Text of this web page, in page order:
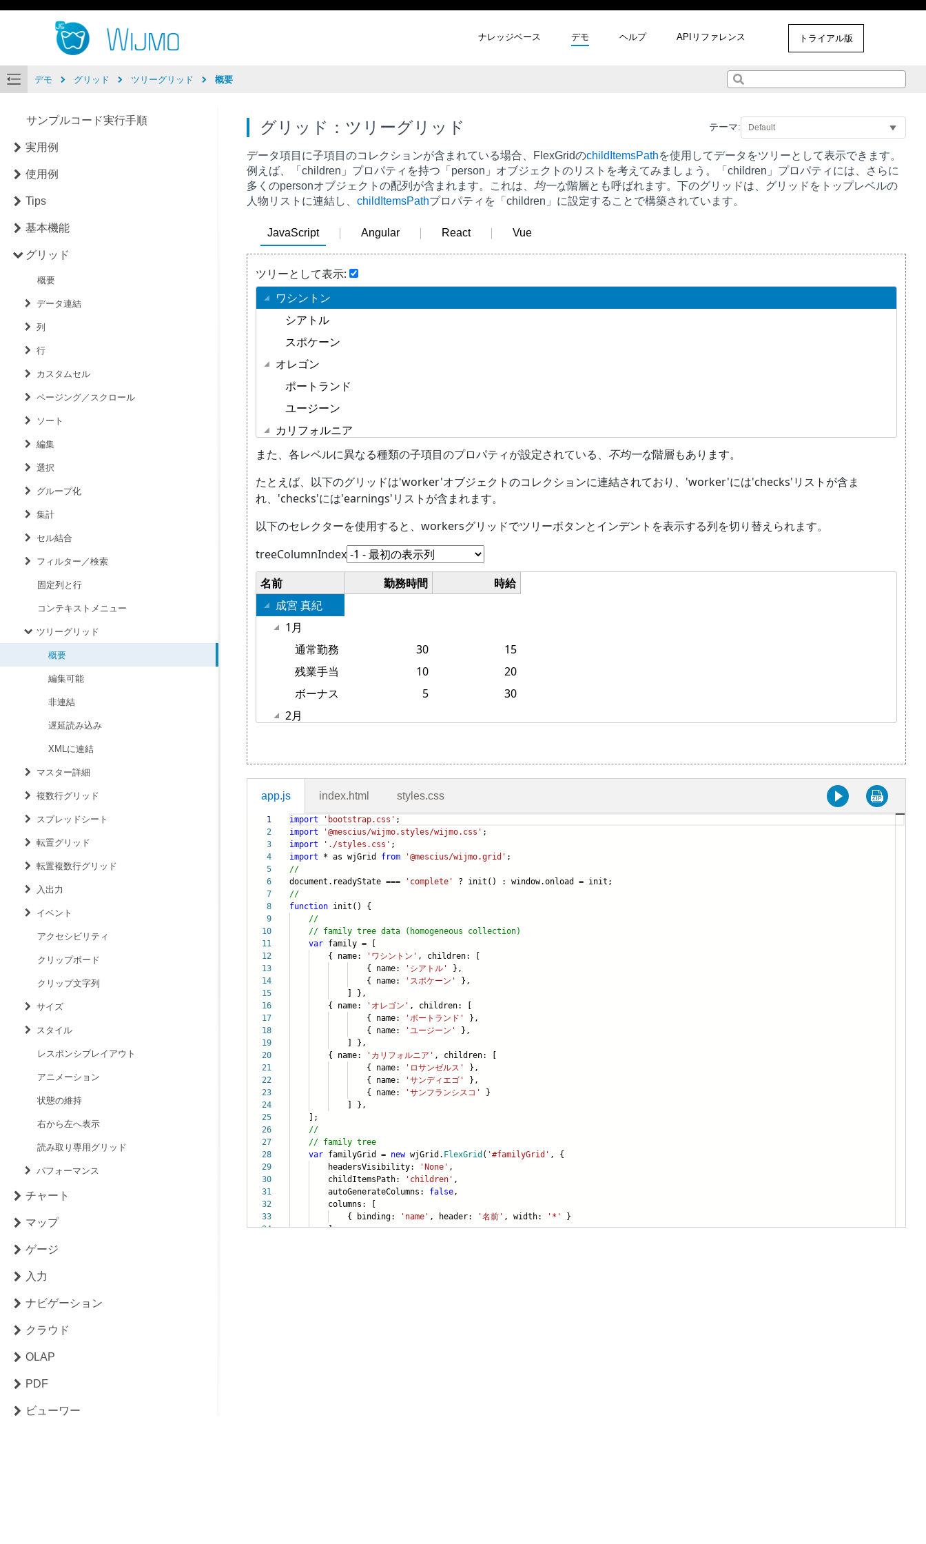
ナレッジベース デモ ヘルプ APIリファレンス トライアル版
デモ グリッド ツリーグリッド 概要
サンプルコード実行手順
実用例
使用例
Tips
基本機能
グリッド
概要
データ連結
列
行
カスタムセル
ページング／スクロール
ソート
編集
選択
グループ化
集計
セル結合
フィルター／検索
固定列と行
コンテキストメニュー
ツリーグリッド
概要
編集可能
非連結
遅延読み込み
XMLに連結
マスター詳細
複数行グリッド
スプレッドシート
転置グリッド
転置複数行グリッド
入出力
イベント
アクセシビリティ
クリップボード
クリップ文字列
サイズ
スタイル
レスポンシブレイアウト
アニメーション
状態の維持
右から左へ表示
読み取り専用グリッド
パフォーマンス
チャート
マップ
ゲージ
入力
ナビゲーション
クラウド
OLAP
PDF
ビューワー
グリッド：ツリーグリッド テーマ:
データ項目に子項目のコレクションが含まれている場合、FlexGridのchildItemsPathを使用してデータをツリーとして表示できます。
例えば、「children」プロパティを持つ「person」オブジェクトのリストを考えてみましょう。「children」プロパティには、さらに
多くのpersonオブジェクトの配列が含まれます。これは、 均一な階層とも呼ばれます。下のグリッドは、グリッドをトップレベルの
人物リストに連結し、 childItemsPathプロパティを「children」に設定することで構築されています。
JavaScript Angular React Vue
app.js index.html styles.css
1
2
3
4
5
6
7
8
9
10
11
12
13
14
15
16
17
18
19
20
21
22
23
24
25
26
27
28
29
30
31
32
33
34
import 'bootstrap.css' ;
import
'@mescius/wijmo.styles/wijmo.css' ;
import
'./styles.css' ;
import * as wjGrid from '@mescius/wijmo.grid' ;
//
document.readyState ===
'complete'
? init() : window.onload = init;
//
function init() {
//
// family tree data (homogeneous collection)
var family = [
{ name:
'ワシントン' , children: [
{ name:
'シアトル'
},
{ name:
'スポケーン'
},
] },
{ name:
'オレゴン' , children: [
{ name:
'ポートランド'
},
{ name:
'ユージーン'
},
] },
{ name:
'カリフォルニア' , children: [
{ name:
'ロサンゼルス'
},
{ name:
'サンディエゴ'
},
{ name:
'サンフランシスコ'
}
] },
];
//
// family tree
var familyGrid = newwjGrid. FlexGrid ( '#familyGrid' , {
headersVisibility:
'None' ,
childItemsPath:
'children' ,
autoGenerateColumns: false,
columns: [
{ binding:
'name' , header: '名前' , width: '*'
}
],